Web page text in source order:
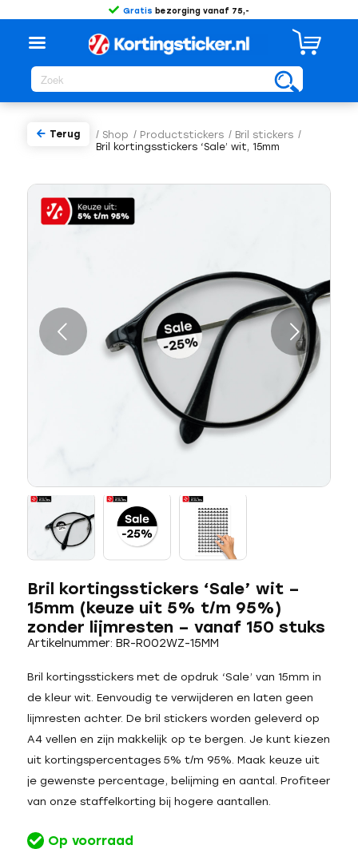
Gratis bezorging vanaf 75,-
/ Shop / Productstickers / Bril stickers /
Bril kortingsstickers ‘Sale’ wit, 15mm
Terug
Volgende
Bril kortingsstickers ‘Sale’ wit –
15mm (keuze uit 5% t/m 95%)
zonder lijmresten – vanaf 150 stuks
Artikelnummer: BR-R002WZ-15MM
Bril kortingsstickers met de opdruk ‘Sale’ van 15mm in
de kleur wit. Eenvoudig te verwijderen en laten geen
lijmresten achter. De bril stickers worden geleverd op
A4 vellen en zijn makkelijk op te bergen. Je kunt kiezen
uit kortingspercentages 5% t/m 95%. Maak keuze uit
je gewenste percentage, belijming en aantal. Profiteer
van onze staffelkorting bij hogere aantallen.
Op voorraad